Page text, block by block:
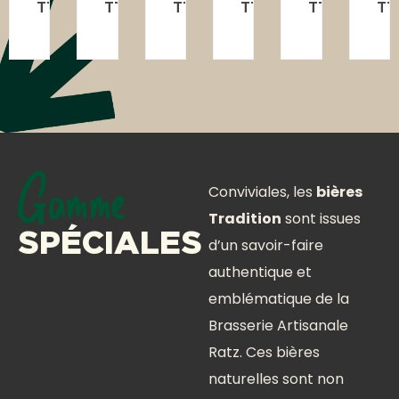
TTC TTC TTC TTC TTC
Gamme
SPÉCIALES
Conviviales, les bières
Tradition sont issues
d’un savoir-faire
authentique et
emblématique de la
Brasserie Artisanale
Ratz. Ces bières
naturelles sont non